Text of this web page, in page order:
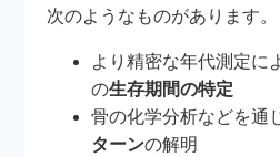
次のようなものがあります。
より精密な年代測定に
の生存期間の特定
骨の化学分析などを通
ターンの解明